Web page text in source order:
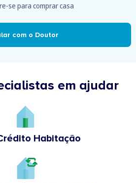
se para comprar casa
com o Doutor
em ajudar
Habitação